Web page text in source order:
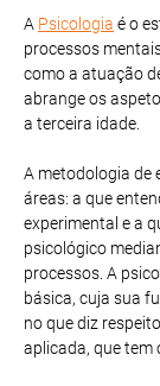
A Psicologia é o
processos
como a atuação
abrange os
a terceira idade.
A metodologia de
áreas: a que
experimental e a
psicológico
processos. A
básica, cuja sua
no que diz
aplicada, que tem